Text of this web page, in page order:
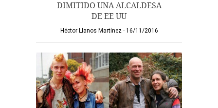
DIMITIDO UNA ALCALDESA
DE EE UU
Héctor Llanos Martínez 16/11/2016